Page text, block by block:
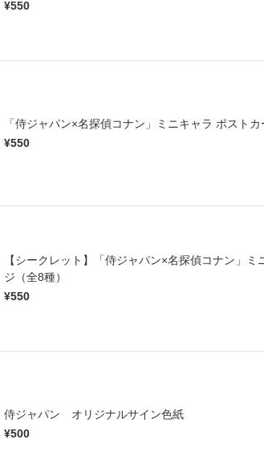
¥550
「侍ジャパン×名探偵コナン」ミニキャラ ポストカ
¥550
【シークレット】「侍ジャパン×名探偵コナン」
ジ（全8種）
¥550
侍ジャパン オリジナルサイン色紙
¥500